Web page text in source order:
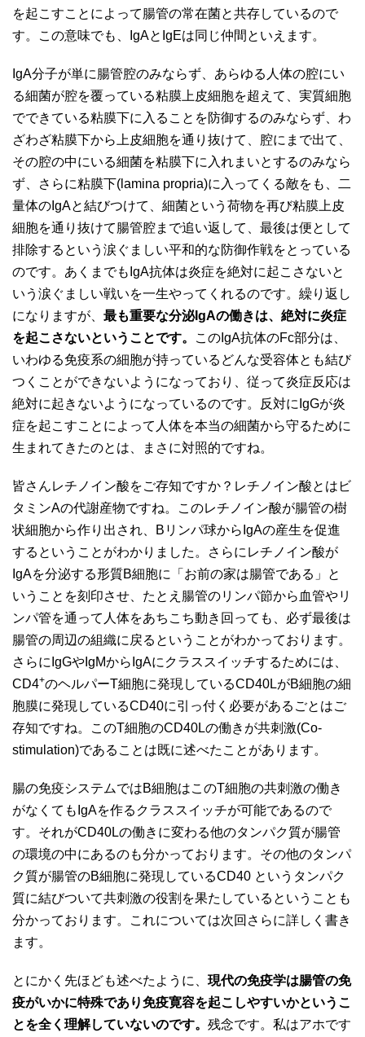
を起こすことによって腸管の常在菌と共存しているので
す。この意味でも、IgAとIgEは同じ仲間といえます。
IgA分子が単に腸管腔のみならず、あらゆる人体の腔にい
る細菌が腔を覆っている粘膜上皮細胞を超えて、実質細胞
でできている粘膜下に入ることを防御するのみならず、わ
ざわざ粘膜下から上皮細胞を通り抜けて、腔にまで出て、
その腔の中にいる細菌を粘膜下に入れまいとするのみなら
ず、さらに粘膜下(lamina propria)に入ってくる敵をも、二
量体のIgAと結びつけて、細菌という荷物を再び粘膜上皮
細胞を通り抜けて腸管腔まで追い返して、最後は便として
排除するという涙ぐましい平和的な防御作戦をとっている
のです。あくまでもIgA抗体は炎症を絶対に起こさないと
いう涙ぐましい戦いを一生やってくれるのです。繰り返し
になりますが、 最も重要な分泌IgAの働きは、絶対に炎症
を起こさないということです。
このIgA抗体のFc部分は、
いわゆる免疫系の細胞が持っているどんな受容体とも結び
つくことができないようになっており、従って炎症反応は
絶対に起きないようになっているのです。反対にIgGが炎
症を起こすことによって人体を本当の細菌から守るために
生まれてきたのとは、まさに対照的ですね。
皆さんレチノイン酸をご存知ですか？レチノイン酸とはビ
タミンAの代謝産物ですね。このレチノイン酸が腸管の樹
状細胞から作り出され、Bリンパ球からIgAの産生を促進
するということがわかりました。さらにレチノイン酸が
IgAを分泌する形質B細胞に「お前の家は腸管である」と
いうことを刻印させ、たとえ腸管のリンパ節から血管やリ
ンパ管を通って人体をあちこち動き回っても、必ず最後は
腸管の周辺の組織に戻るということがわかっております。
さらにIgGやIgMからIgAにクラススイッチするためには、
CD4+のヘルパーT細胞に発現しているCD40LがB細胞の細
胞膜に発現しているCD40に引っ付く必要があるごとはご
存知ですね。このT細胞のCD40Lの働きが共刺激(Co-
stimulation)であることは既に述べたことがあります。
腸の免疫システムではB細胞はこのT細胞の共刺激の働き
がなくてもIgAを作るクラススイッチが可能であるので
す。それがCD40Lの働きに変わる他のタンパク質が腸管
の環境の中にあるのも分かっております。その他のタンパ
ク質が腸管のB細胞に発現しているCD40 というタンパク
質に結びついて共刺激の役割を果たしているということも
分かっております。これについては次回さらに詳しく書き
ます。
とにかく先ほども述べたように、 現代の免疫学は腸管の免
疫がいかに特殊であり免疫寛容を起こしやすいかというこ
とを全く理解していないのです。 残念です。私はアホです